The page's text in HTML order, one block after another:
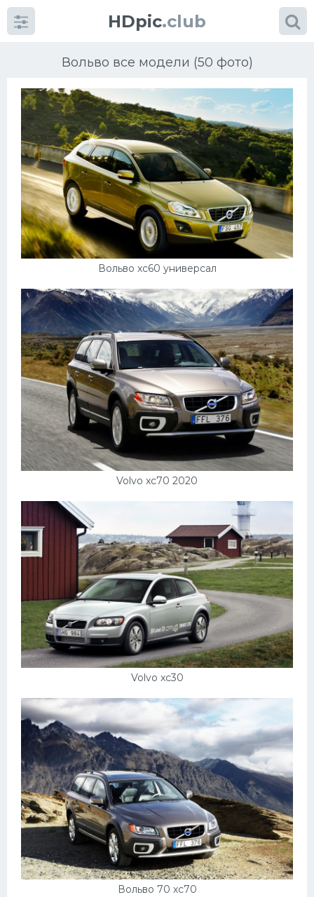
HDpic.club
Вольво все модели (50 фото)
Вольво хс60 универсал
Volvo xc70 2020
Volvo xc30
Вольво 70 хс70
Категории
Разное
Автомобили
Красивые фото машин
УРАЛ
Ниссан
Пежо
Ауди
Гараж
Русские авто
Вольво
БМВ
Сузуки
Мерседес
Фольксваген
Дэу
Скания
Форд
Джили
Хавал
Кавасаки
Инфинити
ЛУАЗ
Ситроен